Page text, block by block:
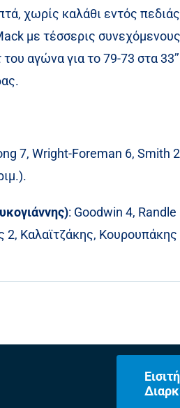
χωρίς καλάθι εντός
με τέσσερις
αγώνα για το 79-73 στα
7, Wright-Foreman 6, Smith
: Goodwin 4,
Καλαϊτζάκης, Κουρουπάκης